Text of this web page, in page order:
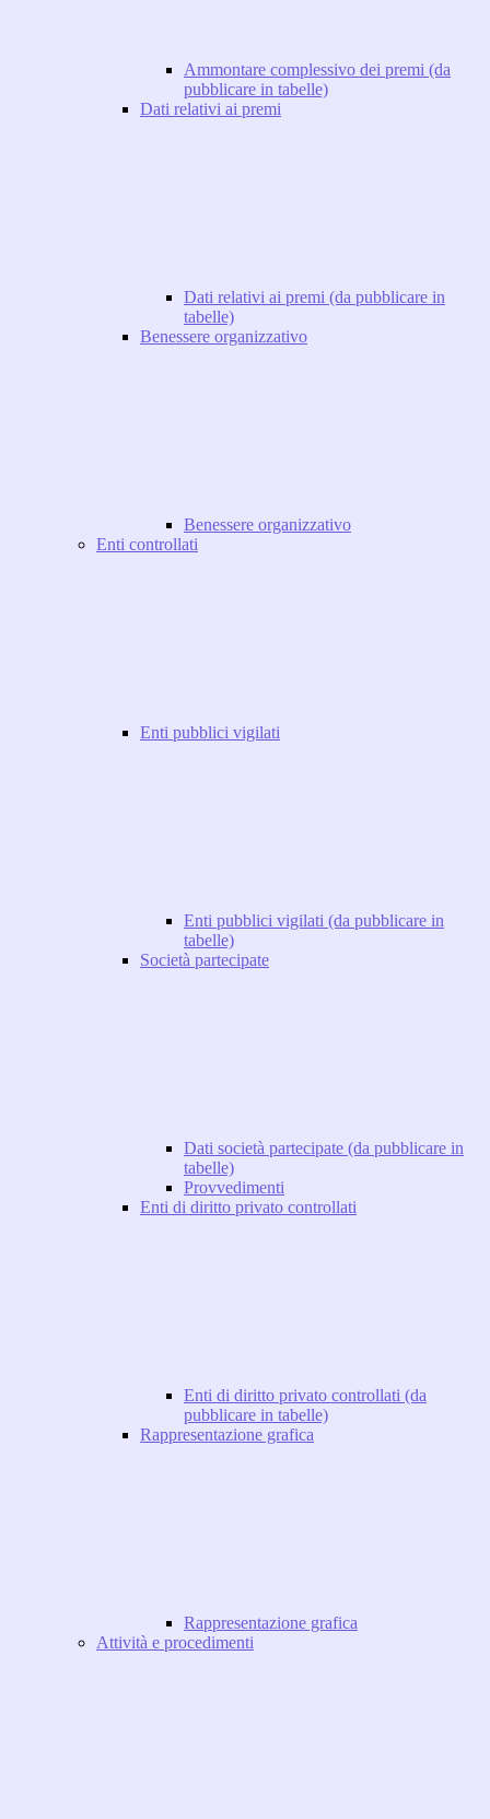
Ammontare complessivo dei premi (da
pubblicare in tabelle)
Dati relativi ai premi
Dati relativi ai premi (da pubblicare in
tabelle)
Benessere organizzativo
Benessere organizzativo
Enti controllati
Enti pubblici vigilati
Enti pubblici vigilati (da pubblicare in
tabelle)
Società partecipate
Dati società partecipate (da pubblicare in
tabelle)
Provvedimenti
Enti di diritto privato controllati
Enti di diritto privato controllati (da
pubblicare in tabelle)
Rappresentazione grafica
Rappresentazione grafica
Attività e procedimenti